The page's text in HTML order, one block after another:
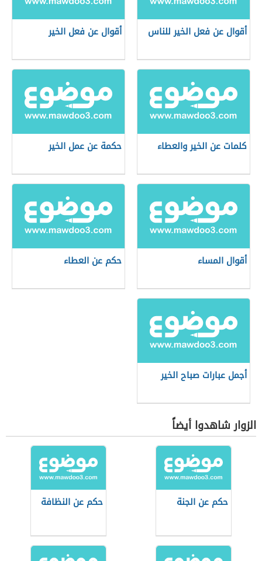
أقوال عن فعل الخير للناس أقوال عن فعل الخير
كلمات عن الخير والعطاء حكمة عن عمل الخير
أقوال المساء حكم عن العطاء
أجمل عبارات صباح الخير
الزوار شاهدوا أيضاً
حكم عن الجنة حكم عن النظافة